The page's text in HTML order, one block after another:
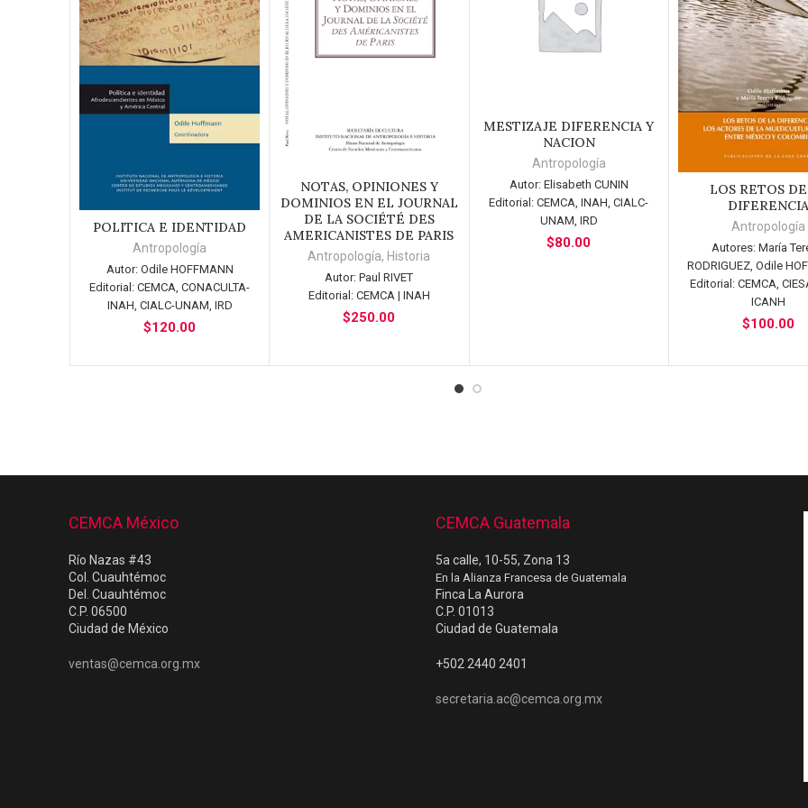
AÑADIR AL CARRITO
POLITICA E IDENTIDAD
Antropología
Autor:Odile HOFFMANN
Editorial: CEMCA, CONACULTA-
INAH, CIALC-UNAM, IRD
$120.00
AÑADIR AL CARRITO
NOTAS, OPINIONES Y
DOMINIOS EN EL JOURNAL
DE LA SOCIÉTÉ DES
AMERICANISTES DE PARIS
Antropología, Historia
Autor: Paul RIVET
Editorial:CEMCA | INAH
$250.00
AÑADIR AL CARRITO
MESTIZAJE DIFERENCIA Y
NACION
Antropología
Autor:Elisabeth CUNIN
Editorial: CEMCA, INAH, CIALC-
UNAM, IRD
$80.00
AÑADIR AL
LOS RETOS
DIFERENCIA
Antropología
Autores: María
RODRIGUEZ, Odile
Editorial: CEMCA,
ICANH
$100.00
CEMCA México
Río Nazas #43
Col. Cuauhtémoc
Del. Cuauhtémoc
C.P. 06500
Ciudad de México
ventas@cemca.org.mx
CEMCA Guatemala
5a calle, 10-55, Zona 13
En la Alianza Francesa de Guatemala
Finca La Aurora
C.P. 01013
Ciudad de Guatemala
+502 2440 2401
secretaria.ac@cemca.org.mx